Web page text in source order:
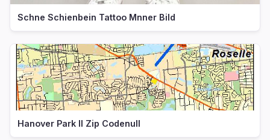
Schne Schienbein Tattoo Mnner Bild
Hanover Park Il Zip Codenull